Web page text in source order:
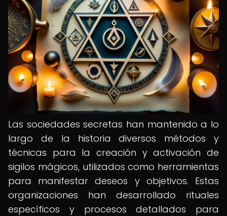
Las sociedades secretas han mantenido a lo
largo de la historia diversos métodos y
técnicas para la creación y activación de
sigilos mágicos, utilizados como herramientas
para manifestar deseos y objetivos. Estas
organizaciones han desarrollado rituales
específicos y procesos detallados para